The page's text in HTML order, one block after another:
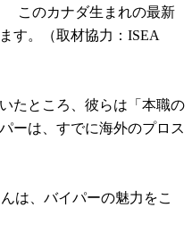
このカナダ生まれの最新
す。（取材協力：ISEA
たところ、彼らは「本職の
ーは、すでに海外のプロス
は、バイパーの魅力をこ